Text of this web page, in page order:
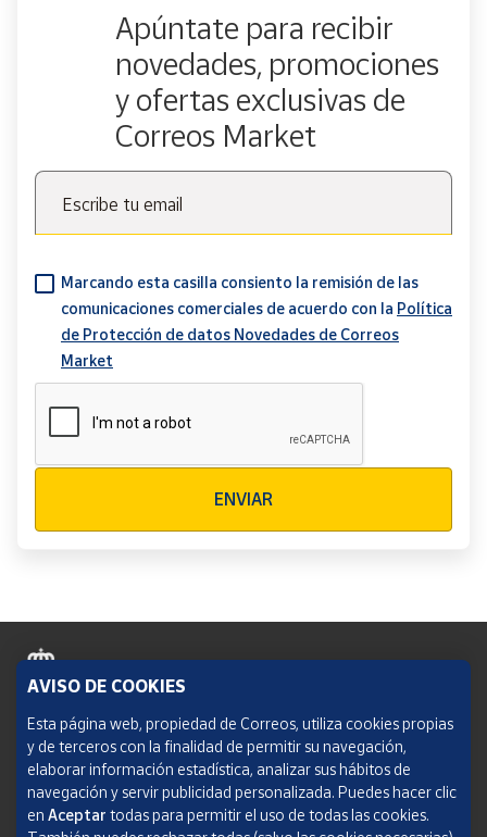
Apúntate para recibir
novedades, promociones
y ofertas exclusivas de
Correos Market
Escribe tu email
Marcando esta casilla consiento la remisión de las
comunicaciones comerciales de acuerdo con la Política
de Protección de datos Novedades de Correos
Market
ENVIAR
Política de cookies
Aviso legal
Condiciones del servicio
AVISO DE COOKIES
Esta página web, propiedad de Correos, utiliza cookies propias
y de terceros con la finalidad de permitir su navegación,
elaborar información estadística, analizar sus hábitos de
navegación y servir publicidad personalizada. Puedes hacer clic
en Aceptar todas para permitir el uso de todas las cookies.